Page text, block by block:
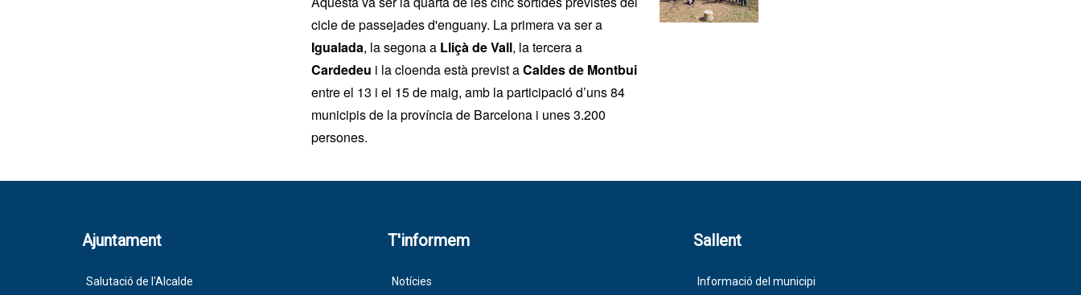
cicle de passejades d'enguany. La primera va ser a
Igualada, la segona a Lliçà de Vall, la tercera a
Cardedeu i la cloenda està previst aCaldes de Montbui
entre el 13 i el 15 de maig, amb la participació d’uns 84
municipis de la província de Barcelona i unes 3.200
persones.
Ajuntament
Salutació de l'Alcalde
T'informem
Notícies
Sallent
Informació del municipi